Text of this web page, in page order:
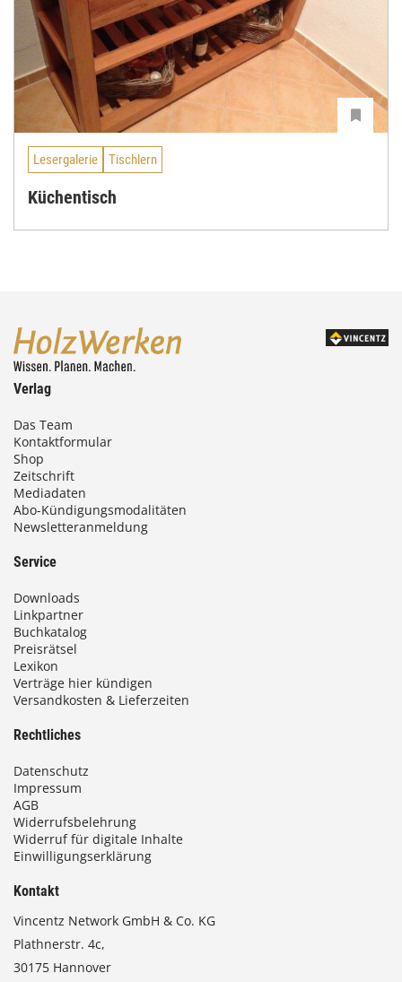
Lesergalerie Tischlern
Küchentisch
Verlag
Das Team
Kontaktformular
Shop
Zeitschrift
Mediadaten
Abo-Kündigungsmodalitäten
Newsletteranmeldung
Service
Downloads
Linkpartner
Buchkatalog
Preisrätsel
Lexikon
Verträge hier kündigen
Versandkosten & Lieferzeiten
Rechtliches
Datenschutz
Impressum
AGB
Widerrufsbelehrung
Widerruf für digitale Inhalte
Einwilligungserklärung
Kontakt
Vincentz Network GmbH & Co. KG
Plathnerstr. 4c,
30175 Hannover